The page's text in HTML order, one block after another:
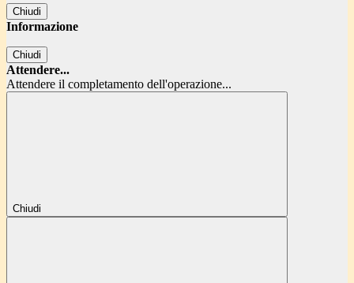
Chiudi
Informazione
Chiudi
Attendere...
Attendere il completamento dell'operazione...
Chiudi